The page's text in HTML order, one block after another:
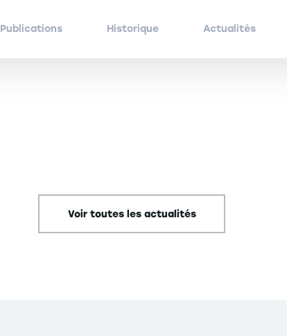
Publications Historique Actualités
Voir toutes les actualités